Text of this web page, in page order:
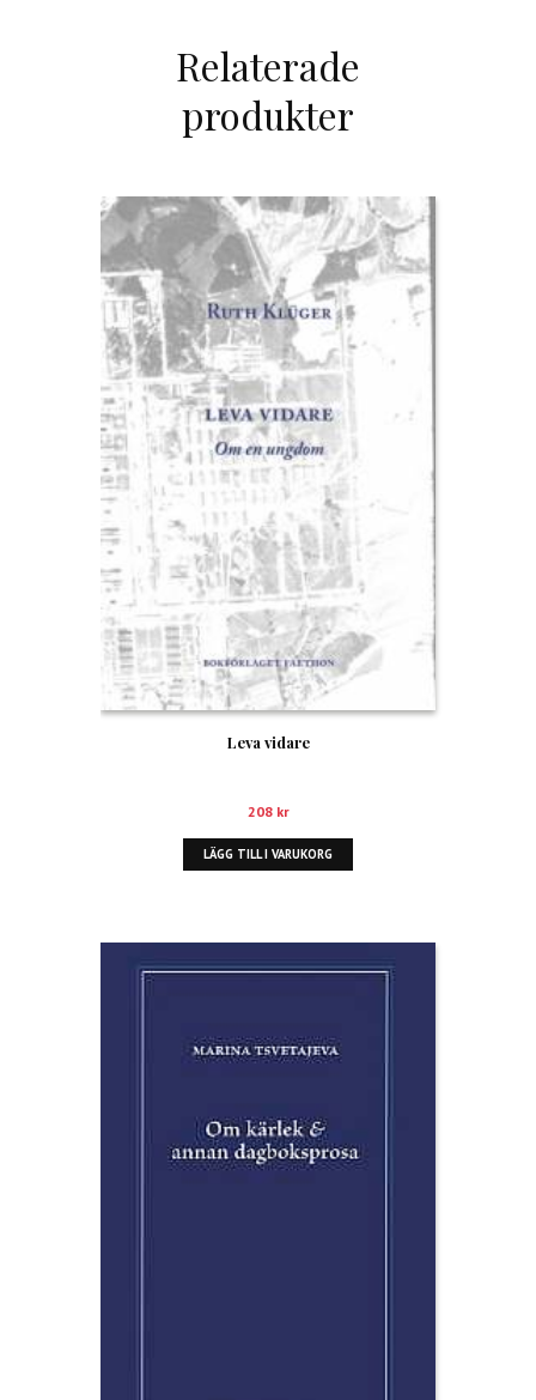
Relaterade
produkter
Leva vidare
208 kr
LÄGG TILL I VARUKORG